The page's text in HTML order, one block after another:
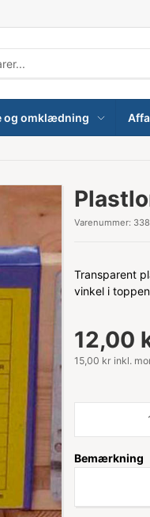
og omklædning
Varenummer:
Transparent
vinkel i
12,00
15,00 kr inkl.
Bemærkning